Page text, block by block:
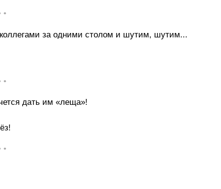
•
за одними столом и шутим, шутим...
•
дать им «леща»!
•